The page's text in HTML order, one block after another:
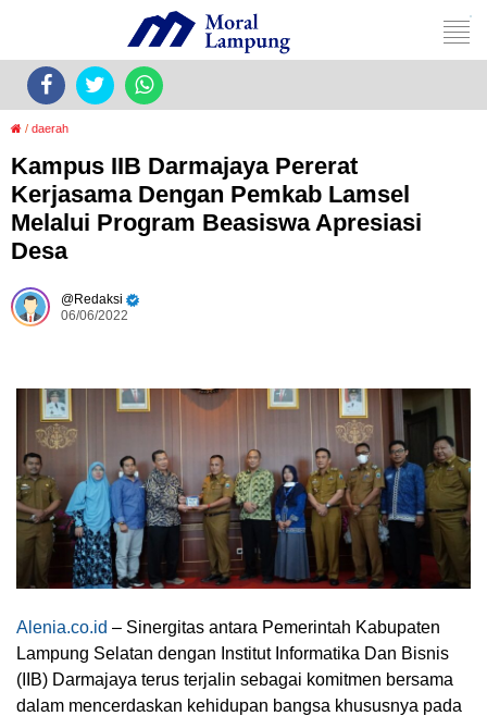
/ daerah
Kampus IIB Darmajaya Pererat
Kerjasama Dengan Pemkab Lamsel
Melalui Program Beasiswa Apresiasi
Desa
Redaksi
06/06/2022
Alenia.co.id – Sinergitas antara Pemerintah Kabupaten
Lampung Selatan dengan Institut Informatika Dan Bisnis
(IIB) Darmajaya terus terjalin sebagai komitmen bersama
dalam mencerdaskan kehidupan bangsa khususnya pada